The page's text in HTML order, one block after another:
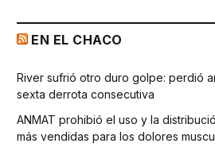
EN EL CHACO
River sufrió otro duro golpe: perdió
sexta derrota consecutiva
ANMAT prohibió el uso y la
más vendidas para los dolores